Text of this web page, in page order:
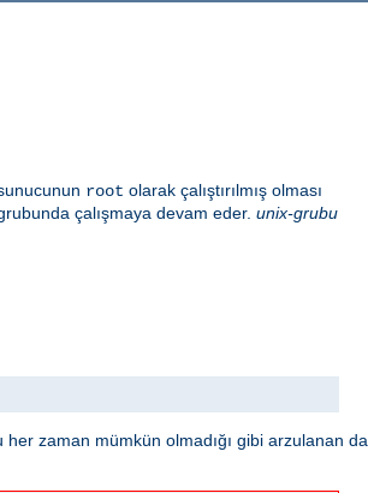
root olarak çalıştırılmış olması
çalışmaya devam eder. unix-grubu
zaman mümkün olmadığı gibi arzulanan da